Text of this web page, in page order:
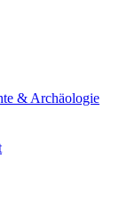
& Archäologie